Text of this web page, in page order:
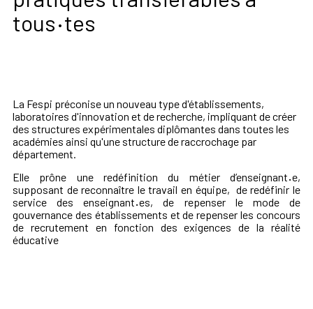
tous·tes
La Fespi préconise un nouveau type d'établissements,
laboratoires d'innovation et de recherche, impliquant de créer
des structures expérimentales diplômantes dans toutes les
académies ainsi qu'une structure de raccrochage par
département.
Elle prône une redéfinition du métier d’enseignant·e,
supposant de reconnaître le travail en équipe, de redéfinir le
service des enseignant·es, de repenser le mode de
gouvernance des établissements et de repenser les concours
de recrutement en fonction des exigences de la réalité
éducative